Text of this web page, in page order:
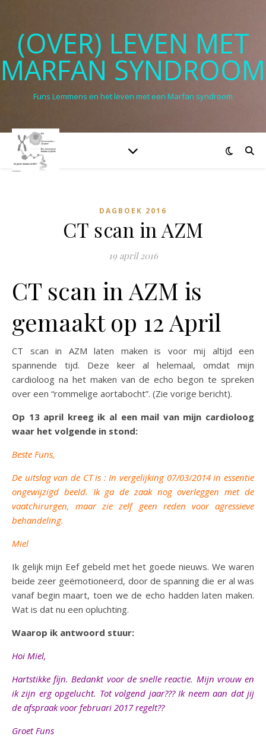
(OVER) LEVEN MET
MARFAN SYNDROOM
Funs Lemmens en het leven met een Marfan syndroom
DAGBOEK 2016
CT scan in AZM
19 april 2016
CT scan in AZM is
gemaakt op 12 April
CT scan in AZM laten maken is voor mij altijd een
spannende tijd. Deze keer al helemaal, omdat mijn
cardioloog na het maken van de echo begon te spreken
over een “rommelige aortabocht”. (Zie vorige bericht).
Op 13 april kreeg ik al een mail van mijn cardioloog
waar het volgende in stond:
Beste Funs,
De uitslag van de CT is : In vergelijking 07/03/2014 in essentie
ongewijzigd beeld. Ik ga de zaak nog overleggen met de
vaatchirurgen, maar zie zelf geen reden voor agressieve
behandeling.
Miel
Ik gelijk mijn Eef gebeld met het goede nieuws. We waren
beide zeer geëmotioneerd, door de spanning die er al was
vanaf begin maart, toen we de echo hadden laten maken.
Wat is dat nu een opluchting.
Waarop ik antwoord stuur:
Hoi Miel,
Hartstikke fijn. Bedankt voor de snelle reactie. Mijn vrouw en
ik zijn erg opgelucht. Tot volgend jaar??? Ik neem aan dat jij
de afspraak voor februari 2017 regelt??
Groet Funs